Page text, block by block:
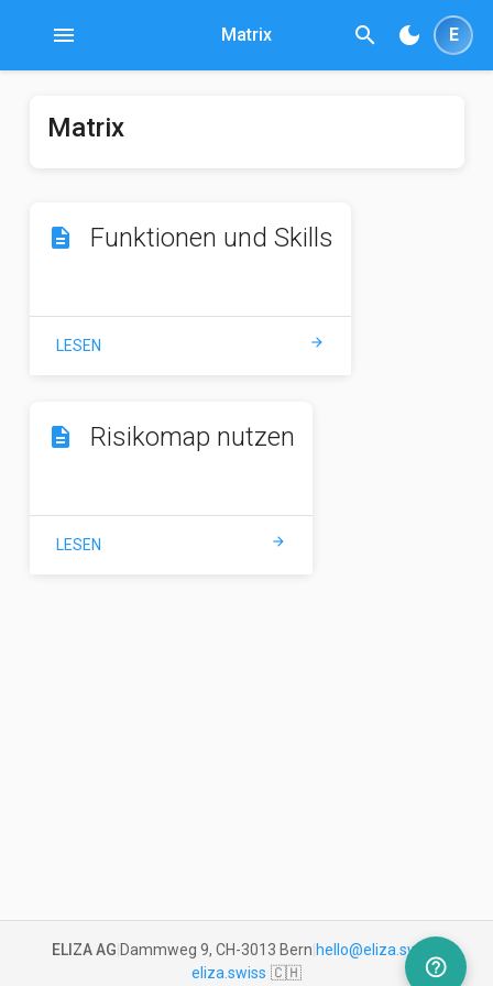
menu Matrix search dark_mode E
Matrix
description Funktionen und Skills
LESEN arrow_forward
description Risikomap nutzen
LESEN arrow_forward
ELIZA AG Dammweg 9, CH-3013 Bern hello@eliza.swiss
eliza.swiss 🇨🇭 help_outline